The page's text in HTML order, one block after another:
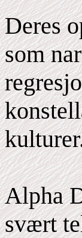
Deres
som
Alpha
svært